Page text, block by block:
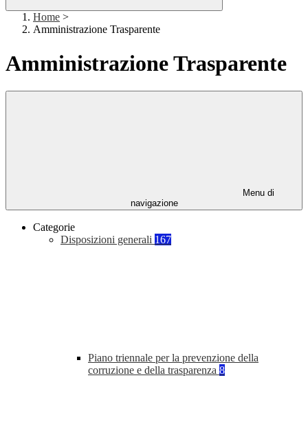
Home >
Amministrazione Trasparente
Amministrazione Trasparente
Menu di
navigazione
Categorie
Disposizioni generali 167
Piano triennale per la prevenzione della
corruzione e della trasparenza 8